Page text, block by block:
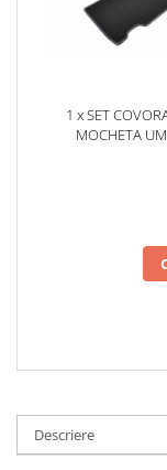
1 x SET
MOCHETA
Descriere